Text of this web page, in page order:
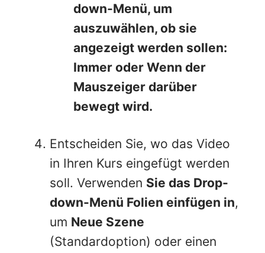
down-Menü, um
auszuwählen, ob sie
angezeigt werden sollen:
Immer oder Wenn der
Mauszeiger darüber
bewegt wird.
Entscheiden Sie, wo das Video
in Ihren Kurs eingefügt werden
soll. Verwenden Sie das Drop-
down-Menü Folien einfügen in,
um Neue Szene
(Standardoption) oder einen